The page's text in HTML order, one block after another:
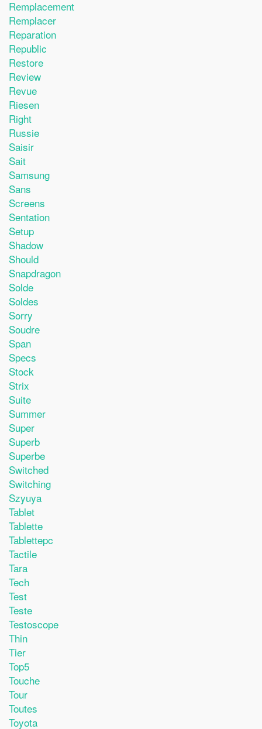
Remplacement
Remplacer
Reparation
Republic
Restore
Review
Revue
Riesen
Right
Russie
Saisir
Sait
Samsung
Sans
Screens
Sentation
Setup
Shadow
Should
Snapdragon
Solde
Soldes
Sorry
Soudre
Span
Specs
Stock
Strix
Suite
Summer
Super
Superb
Superbe
Switched
Switching
Szyuya
Tablet
Tablette
Tablettepc
Tactile
Tara
Tech
Test
Teste
Testoscope
Thin
Tier
Top5
Touche
Tour
Toutes
Toyota